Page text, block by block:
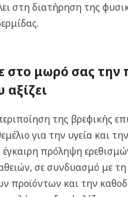
στη διατήρηση της
στο μωρό σας την
της βρεφικής
για την υγεία και
έγκαιρη πρόληψη
σε συνδυασμό με
προϊόντων και την